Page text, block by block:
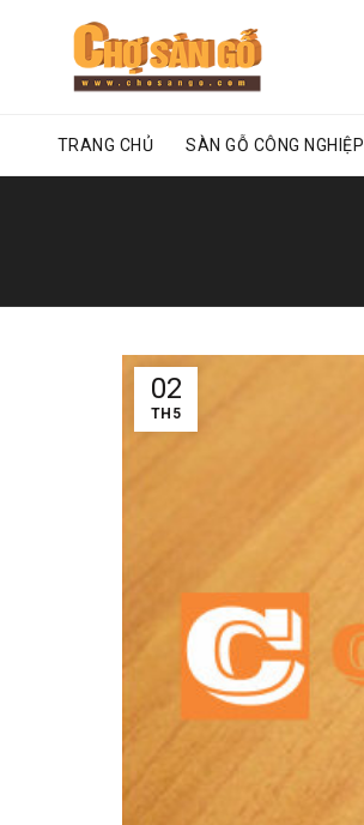
TRANG CHỦ SÀN GỖ CÔNG NGHIỆP
02
TH5